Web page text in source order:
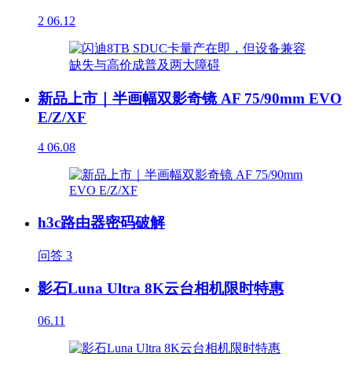
2 06.12
新品上市｜半画幅双影奇镜 AF 75/90mm EVO
E/Z/XF
4 06.08
h3c路由器密码破解
问答 3
影石Luna Ultra 8K云台相机限时特惠
06.11